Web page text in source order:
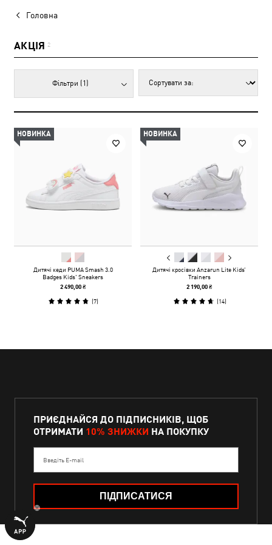
Головна
АКЦІЯ 2
Фільтри (1)
НОВИНКА
Дитячі кеди PUMA Smash 3.0
Badges Kids' Sneakers
2 490,00 ₴
(7)
НОВИНКА
Дитячі кросівки Anzarun Lite Kids’
Trainers
2 190,00 ₴
(14)
ПРИЄДНАЙСЯ ДО ПІДПИСНИКІВ, ЩОБ
ОТРИМАТИ 10% ЗНИЖКИ НА ПОКУПКУ
Введіть E-mail
ПІДПИСАТИСЯ